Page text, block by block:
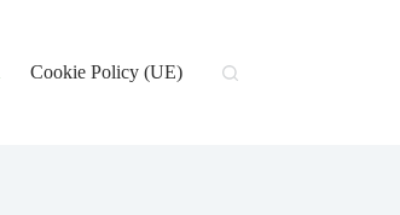
Cookie Policy (UE)